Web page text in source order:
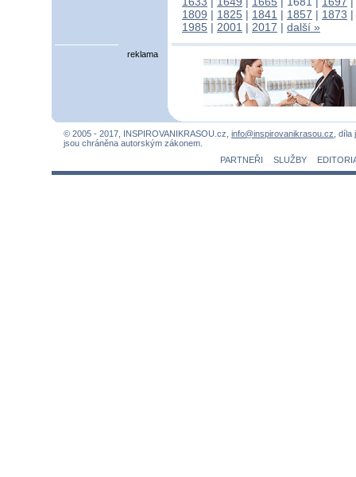
1809 | 1825 | 1841 | 1857 | 1873 |
1985 | 2001 | 2017 | další »
reklama
© 2005 - 2017, INSPIROVANIKRASOU.cz, info@inspirovanikrasou.cz, díla
jsou chráněna autorským zákonem.
PARTNEŘI
SLUŽBY